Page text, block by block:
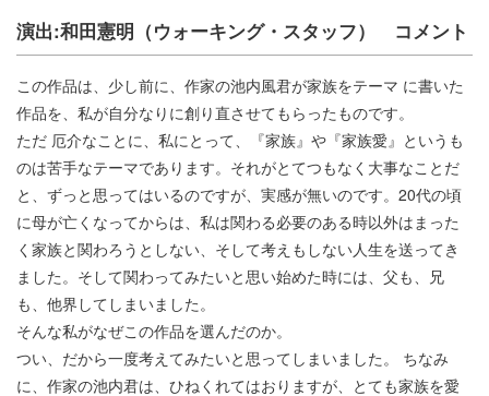
演出:和田憲明（ウォーキング・スタッフ） コメント
この作品は、少し前に、作家の池内風君が家族をテーマ に書いた
作品を、私が自分なりに創り直させてもらったものです。
ただ 厄介なことに、私にとって、『家族』や『家族愛』というも
のは苦手なテーマであります。それがとてつもなく大事なことだ
と、ずっと思ってはいるのですが、実感が無いのです。20代の頃
に母が亡くなってからは、私は関わる必要のある時以外はまった
く家族と関わろうとしない、そして考えもしない人生を送ってき
ました。そして関わってみたいと思い始めた時には、父も、兄
も、他界してしまいました。
そんな私がなぜこの作品を選んだのか。
つい、だから一度考えてみたいと思ってしまいました。 ちなみ
に、作家の池内君は、ひねくれてはおりますが、とても家族を愛